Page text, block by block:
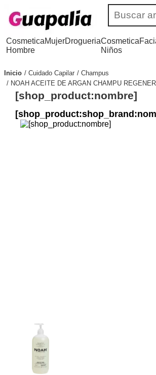
Cosmetica
Hombre
MujerDrogueriaCosmetica
Niños
Inicio Cuidado Capilar
Champus
NOAH ACEITE DE ARGAN CHAMPU
[shop_product:nombre]